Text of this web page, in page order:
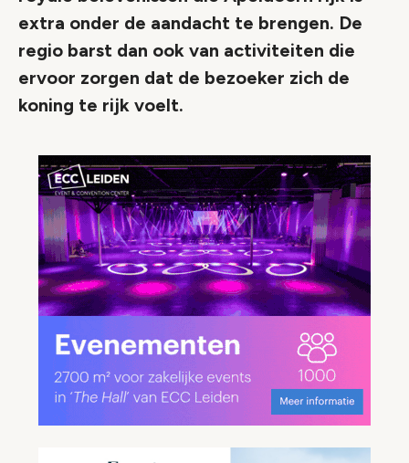
extra onder de aandacht te brengen. De
regio barst dan ook van activiteiten die
ervoor zorgen dat de bezoeker zich de
koning te rijk voelt.